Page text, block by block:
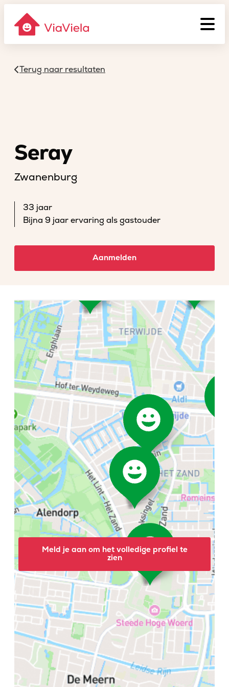
Terug naar resultaten
Seray
Zwanenburg
33 jaar
Bijna 9 jaar ervaring als gastouder
Aanmelden
Meld je aan om het volledige profiel te
zien